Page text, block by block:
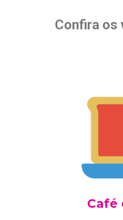
Confira os
Café